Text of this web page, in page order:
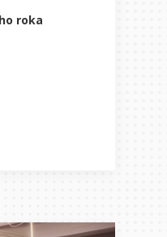
roka